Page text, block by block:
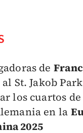
de
St. Jakob
los cuartos
en la
2025